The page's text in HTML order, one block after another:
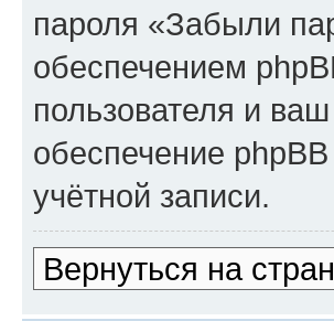
пароля «Забыли
обеспечением
пользователя и
обеспечение
учётной записи.
Вернуться на